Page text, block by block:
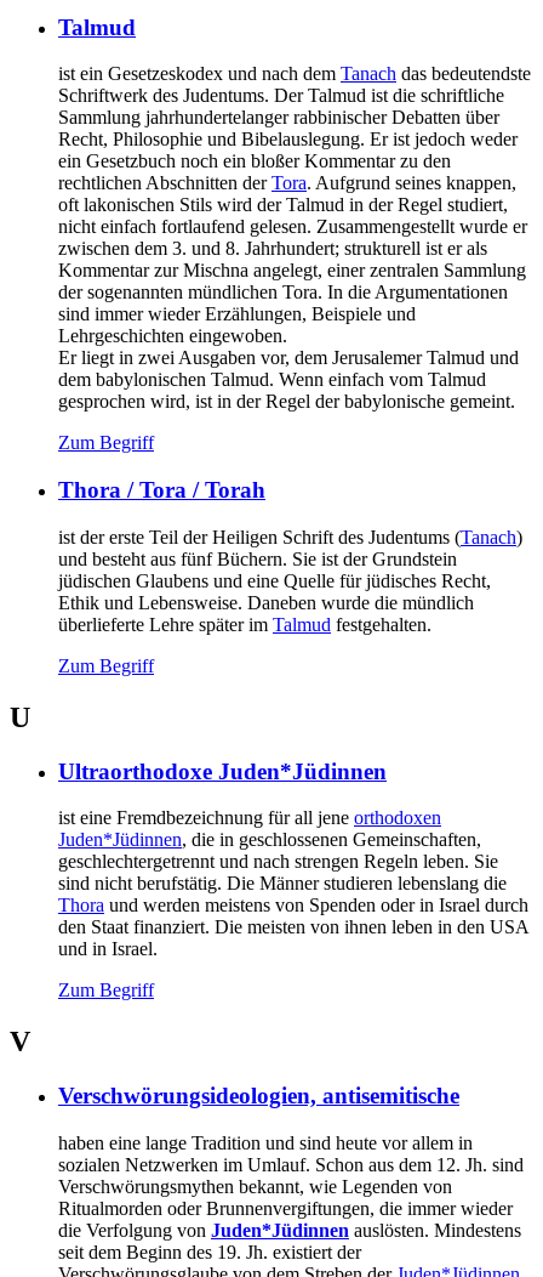
Talmud
ist ein Gesetzeskodex und nach dem Tanach das bedeutendste
Schriftwerk des Judentums. Der Talmud ist die schriftliche
Sammlung jahrhundertelanger rabbinischer Debatten über
Recht, Philosophie und Bibelauslegung. Er ist jedoch weder
ein Gesetzbuch noch ein bloßer Kommentar zu den
rechtlichen Abschnitten derTora. Aufgrund seines knappen,
oft lakonischen Stils wird der Talmud in der Regel studiert,
nicht einfach fortlaufend gelesen. Zusammengestellt wurde er
zwischen dem 3. und 8. Jahrhundert; strukturell ist er als
Kommentar zur Mischna angelegt, einer zentralen Sammlung
der sogenannten mündlichen Tora. In die Argumentationen
sind immer wieder Erzählungen, Beispiele und
Lehrgeschichten eingewoben.
Er liegt in zwei Ausgaben vor, dem Jerusalemer Talmud und
dem babylonischen Talmud. Wenn einfach vom Talmud
gesprochen wird, ist in der Regel der babylonische gemeint.
Zum Begriff
Thora / Tora / Torah
ist der erste Teil der Heiligen Schrift des Judentums (Tanach)
und besteht aus fünf Büchern. Sie ist der Grundstein
jüdischen Glaubens und eine Quelle für jüdisches Recht,
Ethik und Lebensweise. Daneben wurde die mündlich
überlieferte Lehre später im Talmud festgehalten.
Zum Begriff
U
Ultraorthodoxe Juden*Jüdinnen
ist eine Fremdbezeichnung für all jene orthodoxen
Juden*Jüdinnen, die in geschlossenen Gemeinschaften,
geschlechtergetrennt und nach strengen Regeln leben. Sie
sind nicht berufstätig. Die Männer studieren lebenslang die
Thora und werden meistens von Spenden oder in Israel durch
den Staat finanziert. Die meisten von ihnen leben in den USA
und in Israel.
Zum Begriff
V
Verschwörungsideologien, antisemitische
haben eine lange Tradition und sind heute vor allem in
sozialen Netzwerken im Umlauf. Schon aus dem 12. Jh. sind
Verschwörungsmythen bekannt, wie Legenden von
Ritualmorden oder Brunnenvergiftungen, die immer wieder
die Verfolgung von Juden*Jüdinnen auslösten. Mindestens
seit dem Beginn des 19. Jh. existiert der